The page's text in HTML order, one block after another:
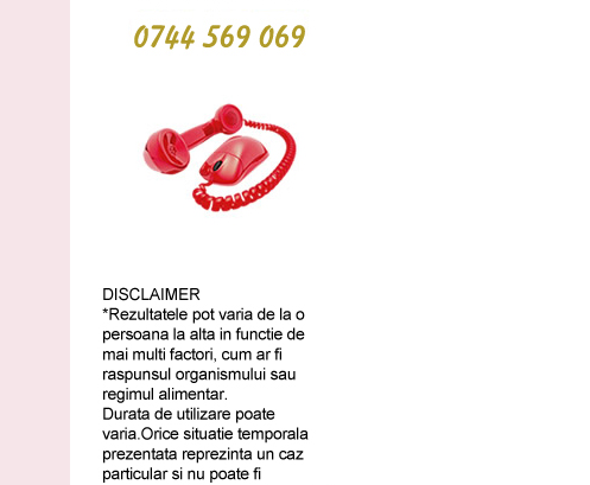
Grobust 10 zile
Cod: 1019
79,90Lei comandă
(livrare discreta)